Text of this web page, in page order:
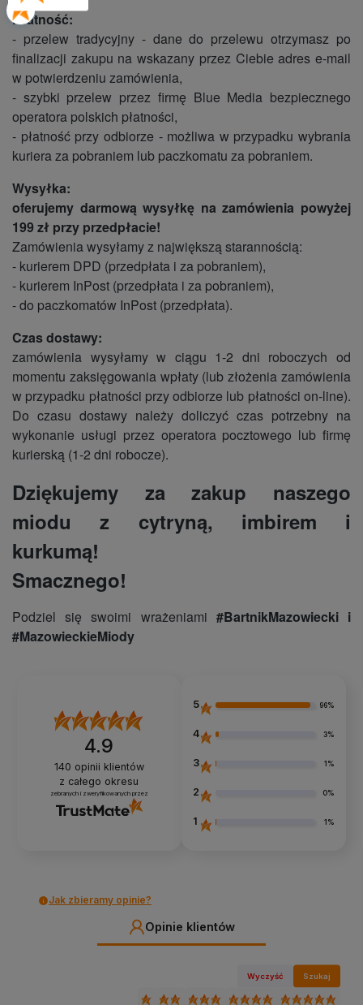
Płatność:
- przelew tradycyjny - dane do przelewu otrzymasz po
finalizacji zakupu na wskazany przez Ciebie adres e-mail
w potwierdzeniu zamówienia,
- szybki przelew przez firmę Blue Media bezpiecznego
operatora polskich płatności,
- płatność przy odbiorze - możliwa w przypadku wybrania
kuriera za pobraniem lub paczkomatu za pobraniem.
Wysyłka:
oferujemy darmową wysyłkę na zamówienia powyżej
199 zł przy przedpłacie!
Zamówienia wysyłamy z największą starannością:
- kurierem DPD (przedpłata i za pobraniem),
- kurierem InPost (przedpłata i za pobraniem),
- do paczkomatów InPost (przedpłata).
Czas dostawy:
zamówienia wysyłamy w ciągu 1-2 dni roboczych od
momentu zaksięgowania wpłaty (lub złożenia zamówienia
w przypadku płatności przy odbiorze lub płatności on-line).
Do czasu dostawy należy doliczyć czas potrzebny na
wykonanie usługi przez operatora pocztowego lub firmę
kurierską (1-2 dni robocze).
Dziękujemy za zakup naszego
miodu z cytryną, imbirem i
kurkumą!
Smacznego!
Podziel się swoimi wrażeniami #BartnikMazowiecki i
#MazowieckieMiody
4.9
140 opinii klientów
z całego okresu
zebranych i zweryfikowanych przez
5 96%
4 3%
3 1%
2 0%
1 1%
Jak zbieramy opinie?
Opinie klientów
Wyczyść Szukaj